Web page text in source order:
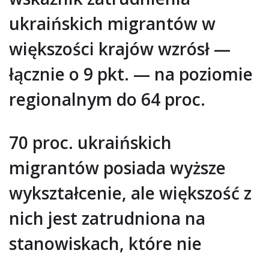
ukraińskich migrantów w
większości krajów wzrósł —
łącznie o 9 pkt. — na poziomie
regionalnym do 64 proc.
70 proc. ukraińskich
migrantów posiada wyższe
wykształcenie, ale większość z
nich jest zatrudniona na
stanowiskach, które nie